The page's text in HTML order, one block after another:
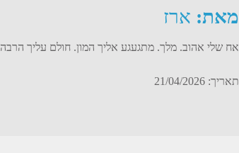
מאת: ארז
אח שלי אהוב. מלך. מתגעגע אליך המון. חולם עליך הרבה
תאריך: 21/04/2026